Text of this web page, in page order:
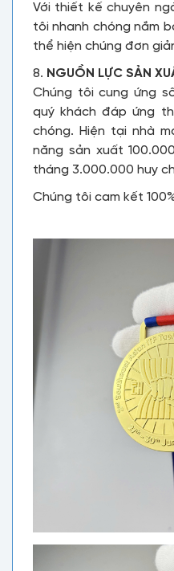
Với thiết kế chuyên
tôi nhanh chóng nắm
thể hiện chúng đơn
8. NGUỒN LỰC SẢN
Chúng tôi cung ứng
quý khách đáp ứng
chóng. Hiện tại nhà
năng sản xuất
tháng 3.000.000 huy
Chúng tôi cam kết